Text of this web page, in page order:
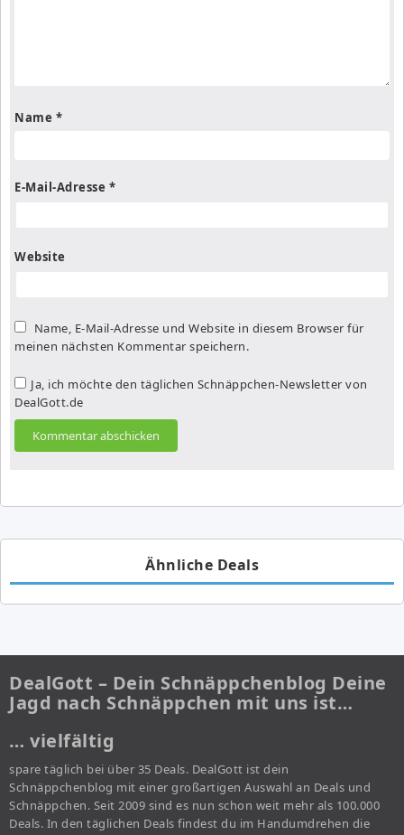
Name *
E-Mail-Adresse *
Website
Name, E-Mail-Adresse und Website in diesem Browser für
meinen nächsten Kommentar speichern.
Ja, ich möchte den täglichen Schnäppchen-Newsletter von
DealGott.de
Ähnliche Deals
DealGott – Dein Schnäppchenblog Deine
Jagd nach Schnäppchen mit uns ist…
… vielfältig
spare täglich bei über 35 Deals. DealGott ist dein
Schnäppchenblog mit einer großartigen Auswahl an Deals und
Schnäppchen. Seit 2009 sind es nun schon weit mehr als 100.000
Deals. In den täglichen Deals findest du im Handumdrehen die